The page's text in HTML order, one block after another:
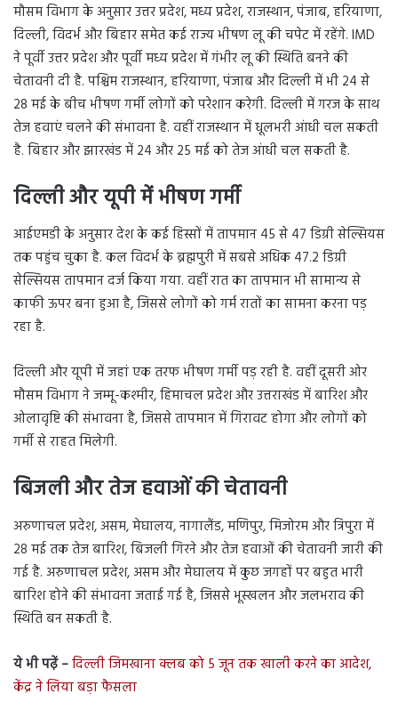
मौसम विभाग के अनुसार उत्तर प्रदेश, मध्य प्रदेश, राजस्थान, पंजाब, हरियाणा,
दिल्ली, विदर्भ और बिहार समेत कई राज्य भीषण लू की चपेट में रहेंगे. IMD
ने पूर्वी उत्तर प्रदेश और पूर्वी मध्य प्रदेश में गंभीर लू की स्थिति बनने की
चेतावनी दी है. पश्चिम राजस्थान, हरियाणा, पंजाब और दिल्ली में भी 24 से
28 मई के बीच भीषण गर्मी लोगों को परेशान करेगी. दिल्ली में गरज के साथ
तेज हवाएं चलने की संभावना है. वहीं राजस्थान में धूलभरी आंधी चल सकती
है. बिहार और झारखंड में 24 और 25 मई को तेज आंधी चल सकती है.
दिल्ली और यूपी में भीषण गर्मी
आईएमडी के अनुसार देश के कई हिस्सों में तापमान 45 से 47 डिग्री सेल्सियस
तक पहुंच चुका है. कल विदर्भ के ब्रह्मपुरी में सबसे अधिक 47.2 डिग्री
सेल्सियस तापमान दर्ज किया गया. वहीं रात का तापमान भी सामान्य से
काफी ऊपर बना हुआ है, जिससे लोगों को गर्म रातों का सामना करना पड़
रहा है.
दिल्ली और यूपी में जहां एक तरफ भीषण गर्मी पड़ रही है. वहीं दूसरी ओर
मौसम विभाग ने जम्मू-कश्मीर, हिमाचल प्रदेश और उत्तराखंड में बारिश और
ओलावृष्टि की संभावना है, जिससे तापमान में गिरावट होगा और लोगों को
गर्मी से राहत मिलेगी.
बिजली और तेज हवाओं की चेतावनी
अरुणाचल प्रदेश, असम, मेघालय, नागालैंड, मणिपुर, मिजोरम और त्रिपुरा में
28 मई तक तेज बारिश, बिजली गिरने और तेज हवाओं की चेतावनी जारी की
गई है. अरुणाचल प्रदेश, असम और मेघालय में कुछ जगहों पर बहुत भारी
बारिश होने की संभावना जताई गई है, जिससे भूस्खलन और जलभराव की
स्थिति बन सकती है.
ये भी पढ़ें –दिल्ली जिमखाना क्लब को 5 जून तक खाली करने का आदेश,
केंद्र ने लिया बड़ा फैसला